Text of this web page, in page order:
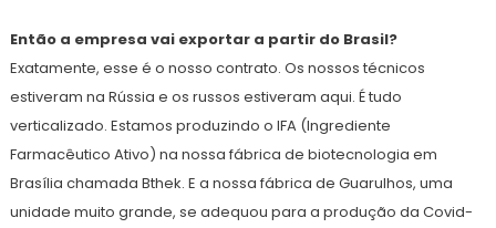
Então a empresa vai exportar a partir do Brasil?
Exatamente, esse é o nosso contrato. Os nossos técnicos
estiveram na Rússia e os russos estiveram aqui. É tudo
verticalizado. Estamos produzindo o IFA (Ingrediente
Farmacêutico Ativo) na nossa fábrica de biotecnologia em
Brasília chamada Bthek. E a nossa fábrica de Guarulhos, uma
unidade muito grande, se adequou para a produção da Covid-